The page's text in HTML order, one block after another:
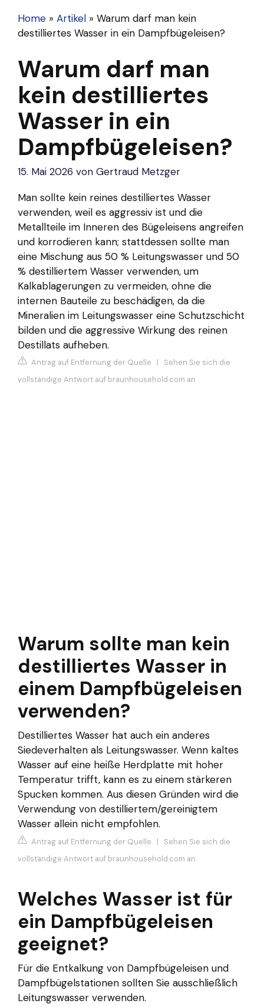
Home » Artikel » Warum darf man kein
destilliertes Wasser in ein Dampfbügeleisen?
Warum darf man
kein destilliertes
Wasser in ein
Dampfbügeleisen?
15. Mai 2026 von Gertraud Metzger
Man sollte kein reines destilliertes Wasser
verwenden, weil es aggressiv ist und die
Metallteile im Inneren des Bügeleisens angreifen
und korrodieren kann; stattdessen sollte man
eine Mischung aus 50 % Leitungswasser und 50
% destilliertem Wasser verwenden, um
Kalkablagerungen zu vermeiden, ohne die
internen Bauteile zu beschädigen, da die
Mineralien im Leitungswasser eine Schutzschicht
bilden und die aggressive Wirkung des reinen
Destillats aufheben.
Antrag auf Entfernung der Quelle | Sehen Sie sich die
vollständige Antwort auf braunhousehold.com an
Warum sollte man kein
destilliertes Wasser in
einem Dampfbügeleisen
verwenden?
Destilliertes Wasser hat auch ein anderes
Siedeverhalten als Leitungswasser. Wenn kaltes
Wasser auf eine heiße Herdplatte mit hoher
Temperatur trifft, kann es zu einem stärkeren
Spucken kommen. Aus diesen Gründen wird die
Verwendung von destilliertem/gereinigtem
Wasser allein nicht empfohlen.
Antrag auf Entfernung der Quelle | Sehen Sie sich die
vollständige Antwort auf braunhousehold.com an
Welches Wasser ist für
ein Dampfbügeleisen
geeignet?
Für die Entkalkung von Dampfbügeleisen und
Dampfbügelstationen sollten Sie ausschließlich
Leitungswasser verwenden.